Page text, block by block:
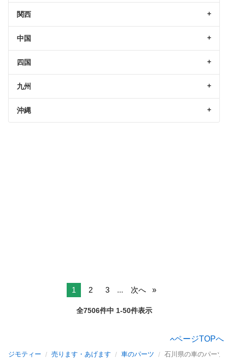
関西
中国
四国
九州
沖縄
1 2 3 ... 次へ
全7506件中 1-50件表示
ページTOPへ
ジモティー 売ります・あげます 車のパーツ 石川県の車のパーツ